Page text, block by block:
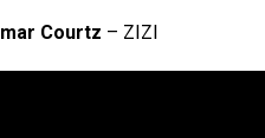
Courtz – ZIZI